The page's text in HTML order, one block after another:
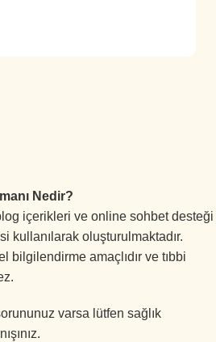
Nedir?
içerikleri ve online sohbet desteği
kullanılarak oluşturulmaktadır.
bilgilendirme amaçlıdır ve tıbbi
varsa lütfen sağlık